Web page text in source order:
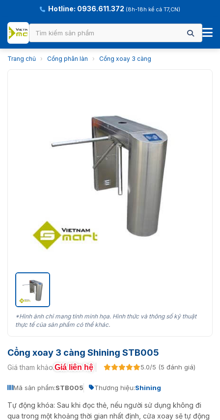
Hotline: 0936.611.372 (8h-18h kể cả T7,CN)
Trang chủ › Cổng phân làn › Cổng xoay 3 càng
*Hình ảnh chỉ mang tính minh họa. Hình thức và thông số kỹ thuật
thực tế của sản phẩm có thể khác.
Cổng xoay 3 càng Shining STB005
Giá tham khảo:Giá liên hệ 5.0/5 (5 đánh giá)
Mã sản phẩm:STB005 Thương hiệu:Shining
Tự động khóa: Sau khi đọc thẻ, nếu người sử dụng không đi
qua trong một khoảng thời gian nhất định, cửa xoay sẽ tự động